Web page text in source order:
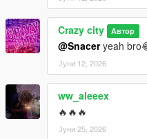
Crazy city Автор
@Snaceryeah
Јуни 12, 2026
ww_aleeex
🔥🔥🔥
Јуни 25, 2026